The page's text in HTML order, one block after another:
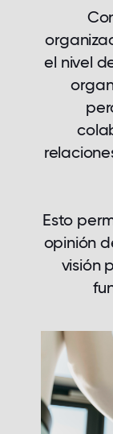
el nivel
Esto
opinión
visión